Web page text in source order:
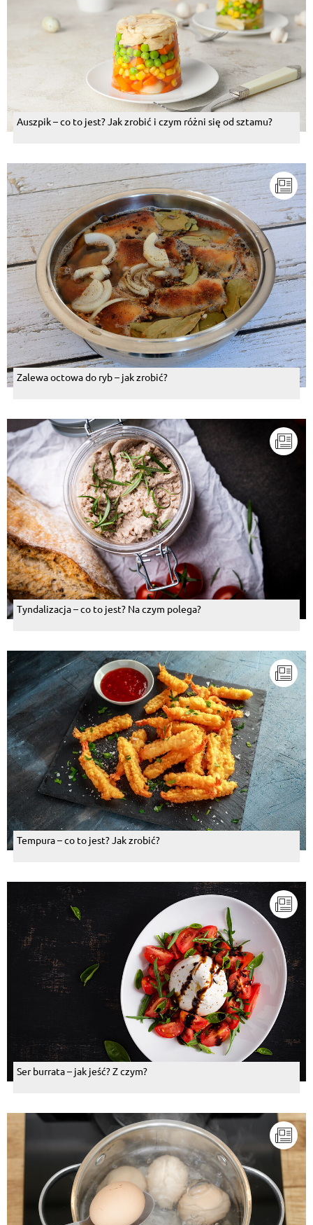
Auszpik – co to jest? Jak zrobić i czym różni się od sztamu?
Zalewa octowa do ryb – jak zrobić?
Tyndalizacja – co to jest? Na czym polega?
Tempura – co to jest? Jak zrobić?
Ser burrata – jak jeść? Z czym?